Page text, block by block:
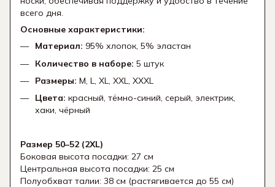
всего дня.
Основные характеристики:
Материал: 95% хлопок, 5% эластан
Количество в наборе: 5 штук
Размеры: M, L, XL, XXL, XXXL
Цвета: красный, тёмно-синий, серый, электрик,
хаки, чёрный
Размер 50–52 (2XL)
Боковая высота посадки: 27 см
Центральная высота посадки: 25 см
Полуобхват талии: 38 см (растягивается до 55 см)